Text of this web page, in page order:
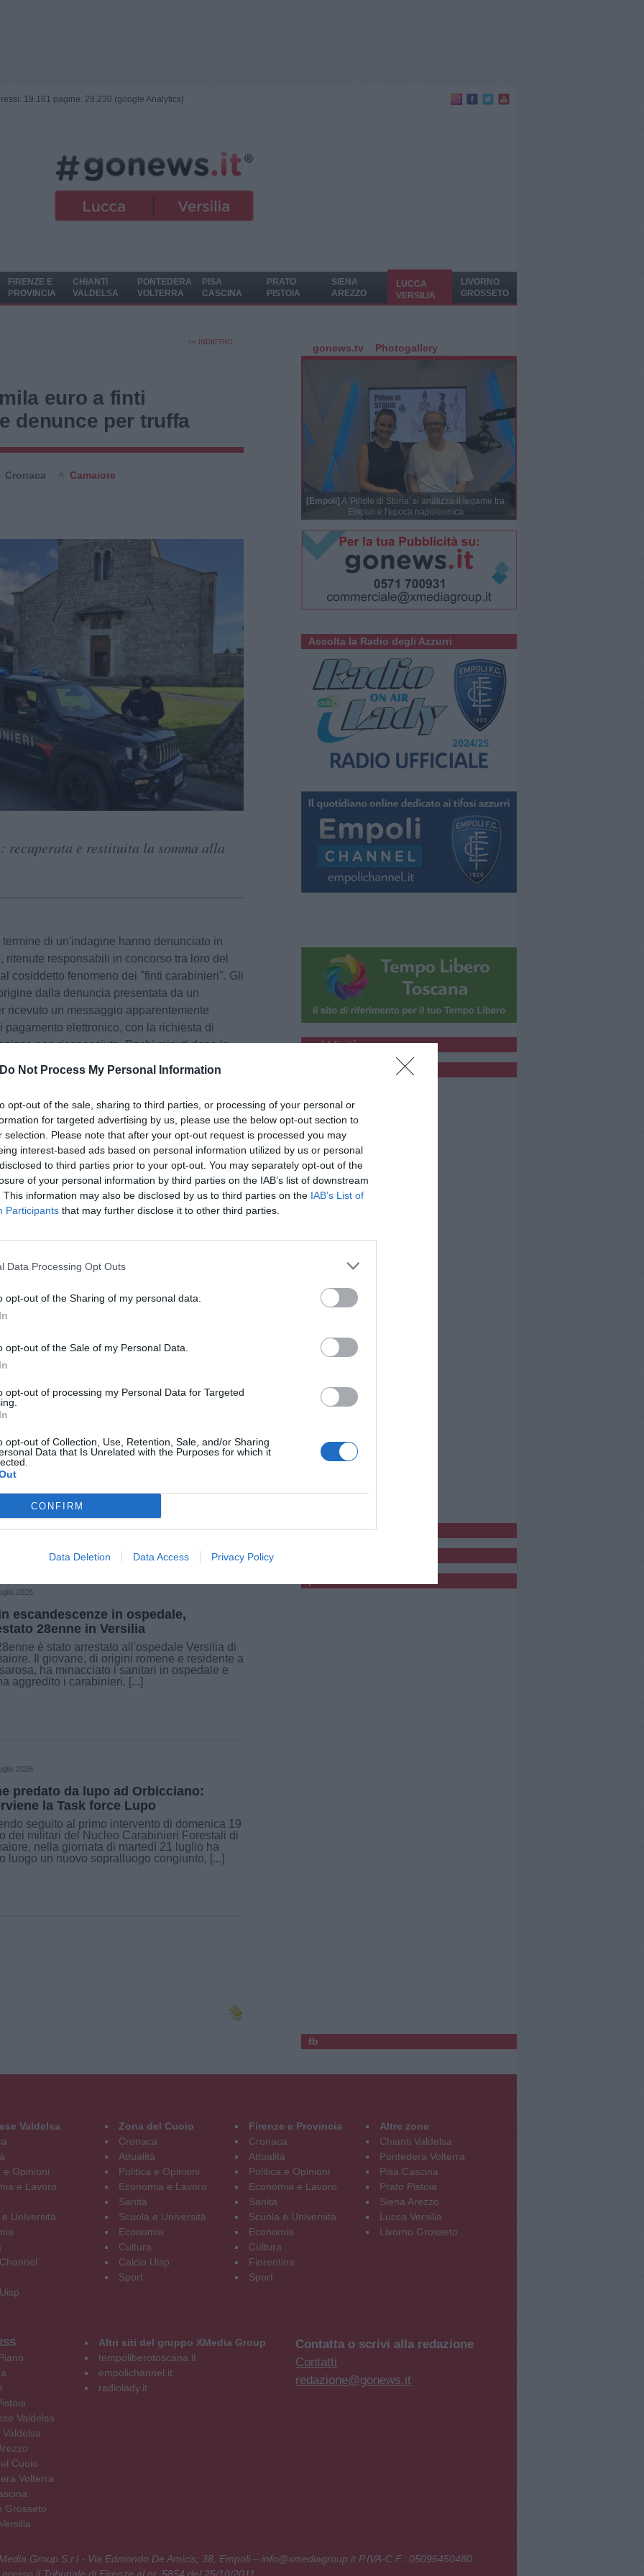
Do Not Process My Personal Information
opt-out of the sale, sharing to third parties, or processing of your personal or
for targeted advertising by us, please use the below opt-out section to
selection. Please note that after your opt-out request is processed you may
interest-based ads based on personal information utilized by us or personal
to third parties prior to your opt-out. You may separately opt-out of the
of your personal information by third parties on the IAB’s list of downstream
This information may also be disclosed by us to third parties on the IAB’s List of
Participants that may further disclose it to other third parties.
Data Processing Opt Outs
opt-out of the Sharing of my personal data.
opt-out of the Sale of my Personal Data.
opt-out of processing my Personal Data for Targeted
opt-out of Collection, Use, Retention, Sale, and/or Sharing
Data that Is Unrelated with the Purposes for which it
CONFIRM
Data Deletion Data Access Privacy Policy
19.161 pagine: 28.230 (google Analytics)
FIRENZE E
PROVINCIA
CHIANTI
VALDELSA
PONTEDERA
VOLTERRA
PISA
CASCINA
PRATO
PISTOIA
SIENA
AREZZO
LUCCA
VERSILIA
LIVORNO
GROSSETO
<< INDIETRO
euro a finti
denunce per truffa
Cronaca Camaiore
recuperata e restituita la somma alla
termine di un'indagine hanno denunciato in
ritenute responsabili in concorso tra loro del
cosiddetto fenomeno dei "finti carabinieri". Gli
dalla denuncia presentata da un
ricevuto un messaggio apparentemente
pagamento elettronico, con la richiesta di
non riconosciuta. Pochi minuti dopo la
contattata telefonicamente da un numero
dei carabinieri della zona: numero,
mediante la tecnica dello "spoofing".
un interlocutore si sarebbe qualificato come
l'uomo a effettuare un bonifico
un conto corrente indicato durante la
sviluppate attraverso testimonianze e
portato ad individuare i presunti
a Napoli, con conseguente segnalazione
delle operazioni è stata inoltre
dei fatti, gran parte della somma sottratta.
giudiziaria è stato effettuato il dissequestro e
di 19.800 euro.
2026
del falso carabiniere, due arresti a
e un 37enne sono stati arrestati a
per la truffa del falso carabinieri. I due
stati individuati dai carabinieri di Viareggio,
hanno scoperto il raggiro [...]
2026
escandescenze in ospedale,
28enne in Versilia
è stato arrestato all'ospedale Versilia di
Il giovane, di origini romene e residente a
ha minacciato i sanitari in ospedale e
aggredito i carabinieri. [...]
2026
predato da lupo ad Orbicciano:
la Task force Lupo
seguito al primo intervento di domenica 19
dei militari del Nucleo Carabinieri Forestali di
nella giornata di martedì 21 luglio ha
luogo un nuovo sopralluogo congiunto, [...]
gonews.tv Photogallery
[Empoli] A 'Pillole di Storia' si analizza il legame tra
Empoli e l'epoca napoleonica
Ascolta la Radio degli Azzurri
pubblicità
pubblicitàCl
fb
Valdelsa
e Opinioni
e Lavoro
e Università
Zona del Cuoio
Cronaca
Attualità
Politica e Opinioni
Economia e Lavoro
Sanità
Scuola e Università
Economia
Cultura
Calcio Uisp
Sport
Firenze e Provincia
Cronaca
Attualità
Politica e Opinioni
Economia e Lavoro
Sanità
Scuola e Università
Economia
Cultura
Fiorentina
Sport
Altre zone
Chianti Valdelsa
Pontedera Volterra
Pisa Cascina
Prato Pistoia
Siena Arezzo
Lucca Versilia
Livorno Grosseto
Valdelsa
Valdelsa
Cuoio
Volterra
Grosseto
Altri siti del gruppo XMedia Group
tempoliberotoscana.it
empolichannel.it
radiolady.it
Contatta o scrivi alla redazione
Contatti
redazione@gonews.it
Group S.r.l - Via Edmondo De Amicis, 38, Empoli – info@xmediagroup.it P.IVA-C.F.: 05096450480